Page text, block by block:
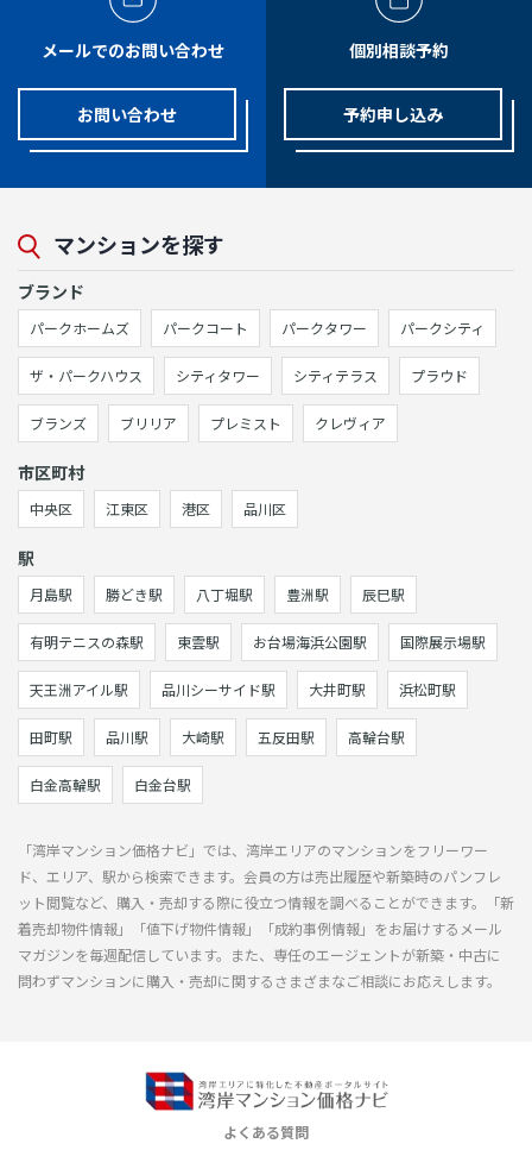
メールでのお問い合わせ
お問い合わせ
個別相談予約
予約申し込み
マンションを探す
ブランド
パークホームズ パークコート パークタワー パークシティ
ザ・パークハウス シティタワー シティテラス プラウド
ブランズ ブリリア プレミスト クレヴィア
市区町村
中央区 江東区 港区 品川区
駅
月島駅 勝どき駅 八丁堀駅 豊洲駅 辰巳駅
有明テニスの森駅 東雲駅 お台場海浜公園駅 国際展示場駅
天王洲アイル駅 品川シーサイド駅 大井町駅 浜松町駅
田町駅 品川駅 大崎駅 五反田駅 高輪台駅
白金高輪駅 白金台駅
「湾岸マンション価格ナビ」では、湾岸エリアのマンションをフリーワー
ド、エリア、駅から検索できます。会員の方は売出履歴や新築時のパンフレ
ット閲覧など、購入・売却する際に役立つ情報を調べることができます。「新
着売却物件情報」「値下げ物件情報」「成約事例情報」をお届けするメール
マガジンを毎週配信しています。また、専任のエージェントが新築・中古に
問わずマンションに購入・売却に関するさまざまなご相談にお応えします。
よくある質問